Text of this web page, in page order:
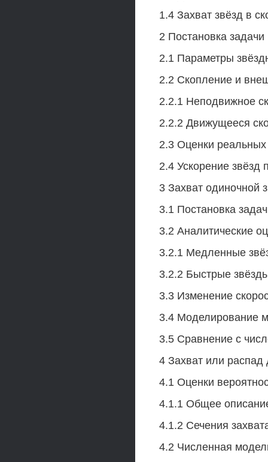
1.4 Захват звёзд в
2 Постановка
2.1 Параметры
2.2 Скопление и
2.2.1 Неподвижное
2.2.2 Движущееся
2.3 Оценки
2.4 Ускорение звёзд
3 Захват одиночной
3.1 Постановка
3.2 Аналитические
3.2.1 Медленные
3.2.2 Быстрые
3.3 Изменение
3.4 Моделирование
3.5 Сравнение с
4 Захват или распад
4.1 Оценки
4.1.1 Общее
4.1.2 Сечения
4.2 Численная